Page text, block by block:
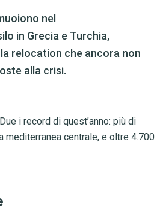
nel
in Grecia e Turchia,
relocation che ancora non
alla crisi.
i record di quest’anno: più di
centrale, e oltre 4.700